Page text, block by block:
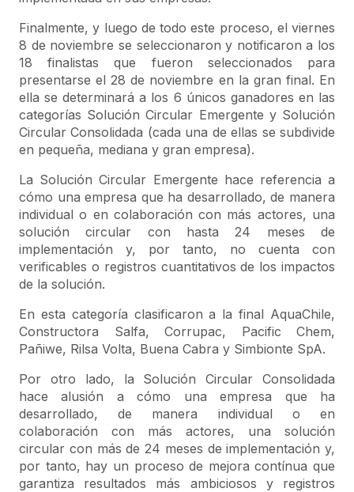
Finalmente, y luego de todo este proceso, el viernes
8 de noviembre se seleccionaron y notificaron a los
18 finalistas que fueron seleccionados para
presentarse el 28 de noviembre en la gran final. En
ella se determinará a los 6 únicos ganadores en las
categorías Solución Circular Emergente y Solución
Circular Consolidada (cada una de ellas se subdivide
en pequeña, mediana y gran empresa).
La Solución Circular Emergente hace referencia a
cómo una empresa que ha desarrollado, de manera
individual o en colaboración con más actores, una
solución circular con hasta 24 meses de
implementación y, por tanto, no cuenta con
verificables o registros cuantitativos de los impactos
de la solución.
En esta categoría clasificaron a la final AquaChile,
Constructora Salfa, Corrupac, Pacific Chem,
Pañiwe, Rilsa Volta, Buena Cabra y Simbionte SpA.
Por otro lado, la Solución Circular Consolidada
hace alusión a cómo una empresa que ha
desarrollado, de manera individual o en
colaboración con más actores, una solución
circular con más de 24 meses de implementación y,
por tanto, hay un proceso de mejora contínua que
garantiza resultados más ambiciosos y registros